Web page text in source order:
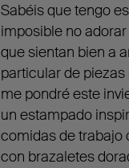
Sabéis que tengo
imposible no
que sientan bien a
particular de piezas
me pondré este
un estampado
comidas de trabajo
con brazaletes